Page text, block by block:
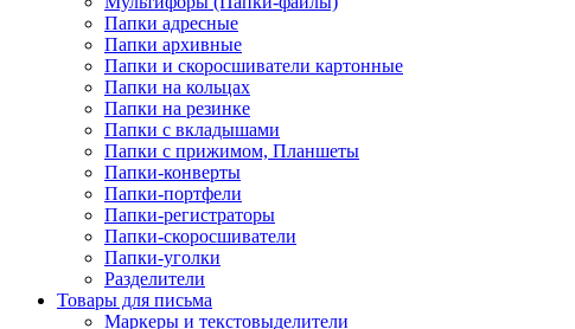
Папки адресные
Папки архивные
Папки и скоросшиватели картонные
Папки на кольцах
Папки на резинке
Папки с вкладышами
Папки с прижимом, Планшеты
Папки-конверты
Папки-портфели
Папки-регистраторы
Папки-скоросшиватели
Папки-уголки
Разделители
Товары для письма
Маркеры и текстовыделители